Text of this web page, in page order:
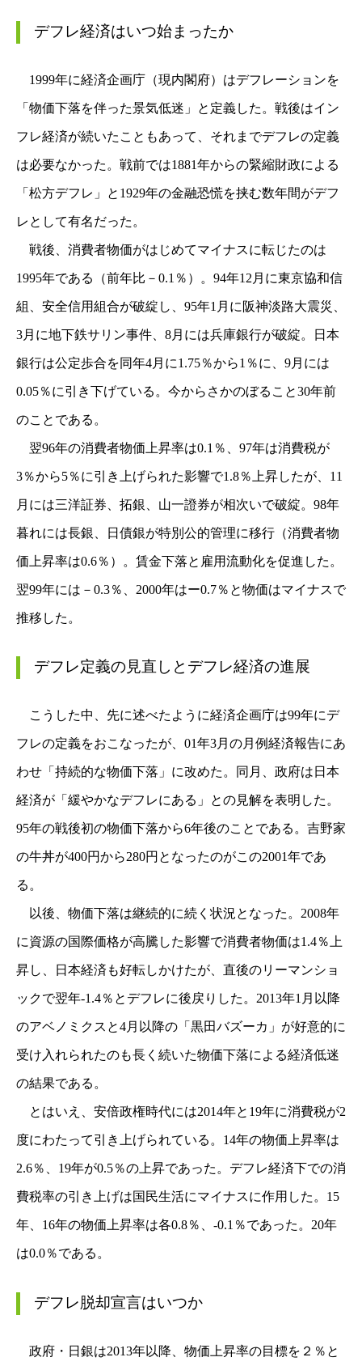
デフレ経済はいつ始まったか
1999年に経済企画庁（現内閣府）はデフレーションを
「物価下落を伴った景気低迷」と定義した。戦後はイン
フレ経済が続いたこともあって、それまでデフレの定義
は必要なかった。戦前では1881年からの緊縮財政による
「松方デフレ」と1929年の金融恐慌を挟む数年間がデフ
レとして有名だった。
戦後、消費者物価がはじめてマイナスに転じたのは
1995年である（前年比－0.1％）。94年12月に東京協和信
組、安全信用組合が破綻し、95年1月に阪神淡路大震災、
3月に地下鉄サリン事件、8月には兵庫銀行が破綻。日本
銀行は公定歩合を同年4月に1.75％から1％に、9月には
0.05％に引き下げている。今からさかのぼること30年前
のことである。
翌96年の消費者物価上昇率は0.1％、97年は消費税が
3％から5％に引き上げられた影響で1.8％上昇したが、11
月には三洋証券、拓銀、山一證券が相次いで破綻。98年
暮れには長銀、日債銀が特別公的管理に移行（消費者物
価上昇率は0.6％）。賃金下落と雇用流動化を促進した。
翌99年には－0.3％、2000年はー0.7％と物価はマイナスで
推移した。
デフレ定義の見直しとデフレ経済の進展
こうした中、先に述べたように経済企画庁は99年にデ
フレの定義をおこなったが、01年3月の月例経済報告にあ
わせ「持続的な物価下落」に改めた。同月、政府は日本
経済が「緩やかなデフレにある」との見解を表明した。
95年の戦後初の物価下落から6年後のことである。吉野家
の牛丼が400円から280円となったのがこの2001年であ
る。
以後、物価下落は継続的に続く状況となった。2008年
に資源の国際価格が高騰した影響で消費者物価は1.4％上
昇し、日本経済も好転しかけたが、直後のリーマンショ
ックで翌年-1.4％とデフレに後戻りした。2013年1月以降
のアベノミクスと4月以降の「黒田バズーカ」が好意的に
受け入れられたのも長く続いた物価下落による経済低迷
の結果である。
とはいえ、安倍政権時代には2014年と19年に消費税が2
度にわたって引き上げられている。14年の物価上昇率は
2.6％、19年が0.5％の上昇であった。デフレ経済下での消
費税率の引き上げは国民生活にマイナスに作用した。15
年、16年の物価上昇率は各0.8％、-0.1％であった。20年
は0.0％である。
デフレ脱却宣言はいつか
政府・日銀は2013年以降、物価上昇率の目標を２％と